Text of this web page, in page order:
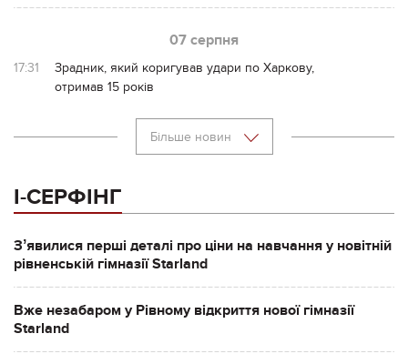
07 серпня
17:31
Зрадник, який коригував удари по Харкову,
отримав 15 років
Більше новин
І-СЕРФІНГ
Зʼявилися перші деталі про ціни на навчання у новітній
рівненській гімназії Starland
Вже незабаром у Рівному відкриття нової гімназії
Starland